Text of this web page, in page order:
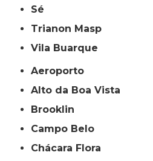
Sé
Trianon Masp
Vila Buarque
Aeroporto
Alto da Boa Vista
Brooklin
Campo Belo
Chácara Flora